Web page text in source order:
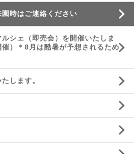
時はご連絡ください
シェ（即売会）を開催いたしま
）＊8月は酷暑が予想されるため
します。